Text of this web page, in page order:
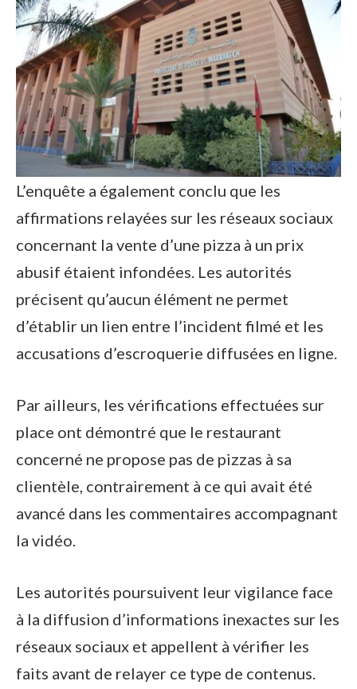
L’enquête a également conclu que les
affirmations relayées sur les réseaux sociaux
concernant la vente d’une pizza à un prix
abusif étaient infondées. Les autorités
précisent qu’aucun élément ne permet
d’établir un lien entre l’incident filmé et les
accusations d’escroquerie diffusées en ligne.
Par ailleurs, les vérifications effectuées sur
place ont démontré que le restaurant
concerné ne propose pas de pizzas à sa
clientèle, contrairement à ce qui avait été
avancé dans les commentaires accompagnant
la vidéo.
Les autorités poursuivent leur vigilance face
à la diffusion d’informations inexactes sur les
réseaux sociaux et appellent à vérifier les
faits avant de relayer ce type de contenus.